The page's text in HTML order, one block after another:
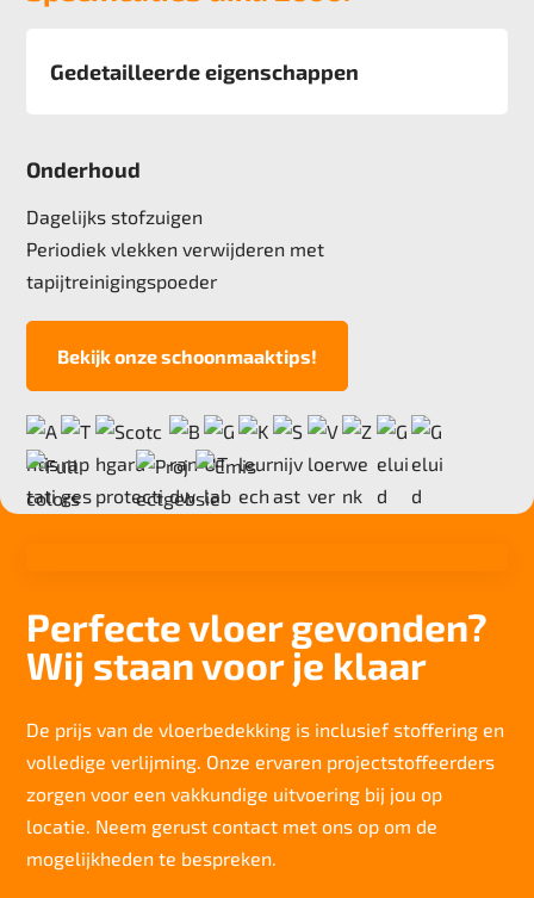
Gedetailleerde eigenschappen
Pool
Poolgewicht
1050 gr
4,3 mm
Totale hoogte
9,0 mm
Anti statisch
ja, , 2kv
Deling
Totaal gwicht
2.610 gr/m2
7/8
Slijtvastheid NF EN 1307
klasse 33 LC 2+ Rolstoel A en Trap A
Thermische weerstand
0,17 m²C° / W
Onderhoud
Dagelijks stofzuigen
Periodiek vlekken verwijderen met
tapijtreinigingspoeder
Bekijk onze schoonmaaktips!
Perfecte vloer gevonden?
Wij staan voor je klaar
De prijs van de vloerbedekking is inclusief stoffering en
volledige verlijming. Onze ervaren projectstoffeerders
zorgen voor een vakkundige uitvoering bij jou op
locatie. Neem gerust contact met ons op om de
mogelijkheden te bespreken.